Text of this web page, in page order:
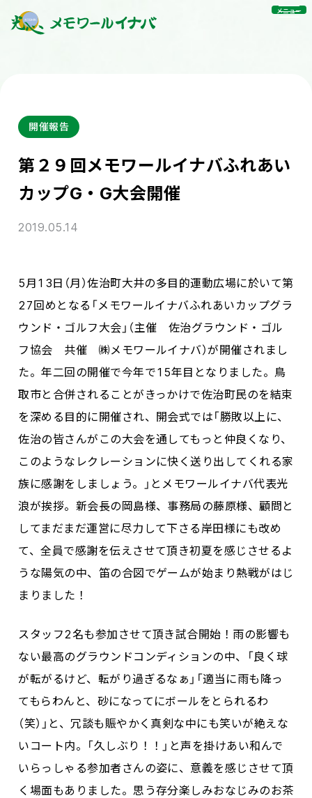
メニュー
開催報告
第２９回メモワールイナバふれあい
カップG・G大会開催
2019.05.14
5月13日（月）佐治町大井の多目的運動広場に於いて第
27回めとなる「メモワールイナバふれあいカップグラ
ウンド・ゴルフ大会」（主催 佐治グラウンド・ゴル
フ協会 共催 ㈱メモワールイナバ）が開催されまし
た。年二回の開催で今年で15年目となりました。鳥
取市と合併されることがきっかけで佐治町民のを結束
を深める目的に開催され、開会式では「勝敗以上に、
佐治の皆さんがこの大会を通してもっと仲良くなり、
このようなレクレーションに快く送り出してくれる家
族に感謝をしましょう。」とメモワールイナバ代表光
浪が挨拶。新会長の岡島様、事務局の藤原様、顧問と
してまだまだ運営に尽力して下さる岸田様にも改め
て、全員で感謝を伝えさせて頂き初夏を感じさせるよ
うな陽気の中、笛の合図でゲームが始まり熱戦がはじ
まりました！
スタッフ2名も参加させて頂き試合開始！雨の影響も
ない最高のグラウンドコンディションの中、「良く球
が転がるけど、転がり過ぎるなぁ」「適当に雨も降っ
てもらわんと、砂になってにボールをとられるわ
（笑）」と、冗談も賑やかく真剣な中にも笑いが絶えな
いコート内。「久しぶり！！」と声を掛けあい和んで
いらっしゃる参加者さんの姿に、意義を感じさせて頂
く場面もありました。思う存分楽しみおなじみのお茶